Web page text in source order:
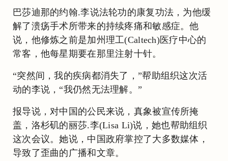
巴莎迪那的约翰.李说法轮功的康复功法，为他缓
解了溃疡手术所带来的持续疼痛和敏感症。他
说，他修炼之前是加州理工(Caltech)医疗中心的
常客，他每星期要在那里注射十针。
“突然间，我的疾病都消失了，”帮助组织这次活
动的李说，“我仍然无法理解。”
报导说，对中国的公民来说，真象被宣传所掩
盖，洛杉矶的丽莎.李(Lisa Li)说，她也帮助组织
这次会议。她说，中国政府掌控了大多数媒体，
导致了歪曲的广播和文章。